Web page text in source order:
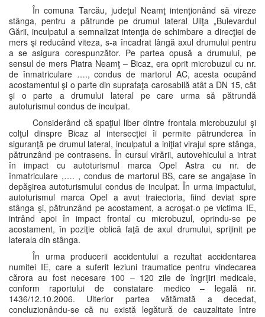
În comuna Tarcău, judeţul Neamţ intenţionând să vireze
stânga, pentru a pătrunde pe drumul lateral Uliţa „Bulevardul
Gării, inculpatul a semnalizat intenţia de schimbare a direcţiei de
mers şi reducând viteza, s-a încadrat lângă axul drumului pentru
a se asigura corespunzător. Pe partea opusă a drumului, pe
sensul de mers Piatra Neamţ – Bicaz, era oprit microbuzul cu nr.
de înmatriculare …., condus de martorul AC, acesta ocupând
acostamentul şi o parte din suprafaţa carosabilă atât a DN 15, cât
şi o parte a drumului lateral pe care urma să pătrundă
autoturismul condus de inculpat.
Considerând că spaţiul liber dintre frontala microbuzului şi
colţul dinspre Bicaz al intersecţiei îi permite pătrunderea în
siguranţă pe drumul lateral, inculpatul a iniţiat virajul spre stânga,
pătrunzând pe contrasens. În cursul virării, autovehiculul a intrat
în impact cu autoturismul marca Opel Astra cu nr. de
înmatriculare ,…. , condus de martorul BS, care se angajase în
depăşirea autoturismului condus de inculpat. În urma impactului,
autoturismul marca Opel a avut traiectoria, fiind deviat spre
stânga şi, pătrunzând pe acostament, a acroşat-o pe victima IE,
intrând apoi în impact frontal cu microbuzul, oprindu-se pe
acostament, în poziţie oblică faţă de axul drumului, sprijinit pe
laterala din stânga.
În urma producerii accidentului a rezultat accidentarea
numitei IE, care a suferit leziuni traumatice pentru vindecarea
cărora au fost necesare 100 – 120 zile de îngrijiri medicale,
conform raportului de constatare medico – legală nr.
1436/12.10.2006. Ulterior partea vătămată a decedat,
concluzionându-se că nu există legătură de cauzalitate între